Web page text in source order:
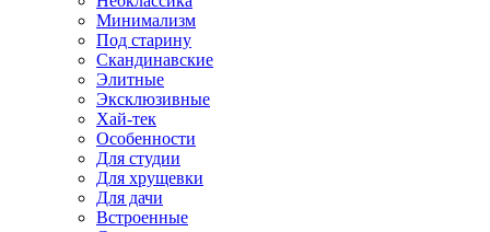
Минимализм
Под старину
Скандинавские
Элитные
Эксклюзивные
Хай-тек
Особенности
Для студии
Для хрущевки
Для дачи
Встроенные